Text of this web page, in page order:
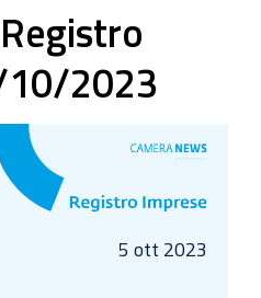
10/2023
5 ott 2023